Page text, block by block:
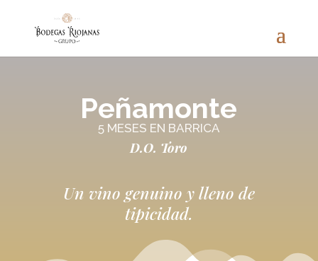
Peñamonte
5 MESES EN BARRICA
D.O. Toro
Un vino genuino y lleno de
tipicidad.